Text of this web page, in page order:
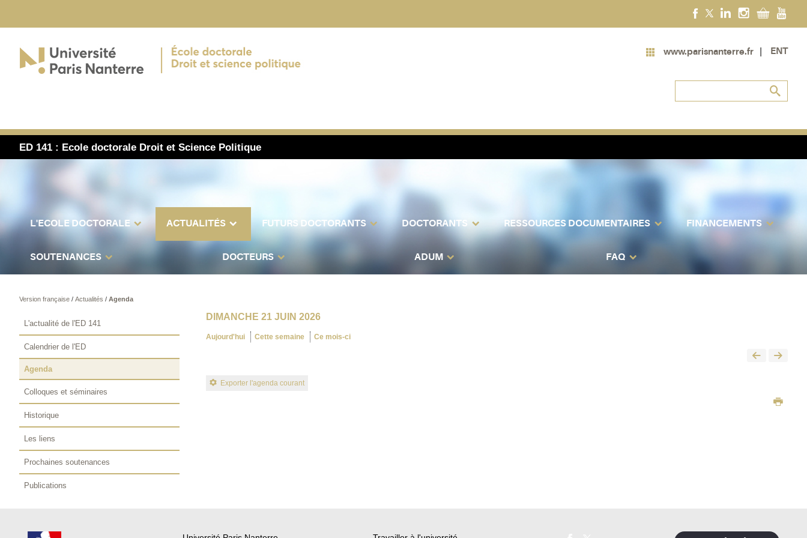
www.parisnanterre.fr ENT
ED 141 : Ecole doctorale Droit et Science Politique
L'ECOLE DOCTORALE ACTUALITÉS FUTURS DOCTORANTS DOCTORANTS RESSOURCES DOCUMENTAIRES FINANCEMENTS
SOUTENANCES DOCTEURS ADUM FAQ
Version française/ Actualités/ Agenda
DIMANCHE 21 JUIN 2026
Aujourd'hui Cette semaine Ce mois-ci
Exporter l'agenda courant
L'actualité de l'ED 141
Calendrier de l'ED
Agenda
Colloques et séminaires
Historique
Les liens
Prochaines soutenances
Publications